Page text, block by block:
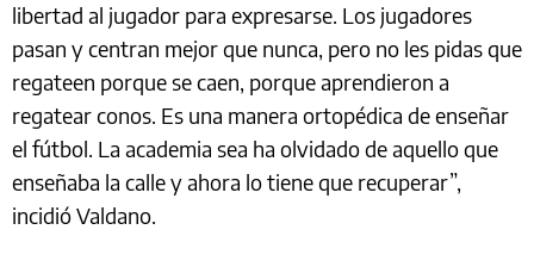
libertad al jugador para expresarse. Los jugadores
pasan y centran mejor que nunca, pero no les pidas que
regateen porque se caen, porque aprendieron a
regatear conos. Es una manera ortopédica de enseñar
el fútbol. La academia sea ha olvidado de aquello que
enseñaba la calle y ahora lo tiene que recuperar”,
incidió Valdano.